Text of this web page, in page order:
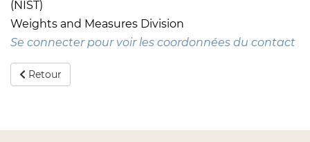
(NIST)
Weights and Measures Division
Se connecter pour voir les coordonnées du contact
Retour